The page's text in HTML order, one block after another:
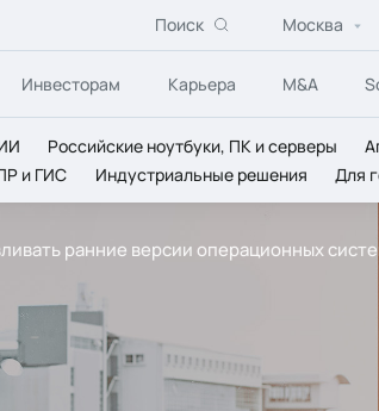
Поиск Москва
Инвесторам Карьера M&A
Российские ноутбуки, ПК и серверы
и ГИС
Индустриальные решения Для
ранние версии операционных